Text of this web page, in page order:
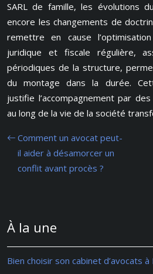
SARL de famille, les évolutions
encore les changements de
remettre en cause
juridique et fiscale régulière,
périodiques de la structure,
du montage dans la durée.
justifie l’accompagnement par
au long de la vie de la société
Comment un avocat peut-
il aider à désamorcer un
conflit avant procès ?
À la une
Bien choisir son cabinet d’avocats à